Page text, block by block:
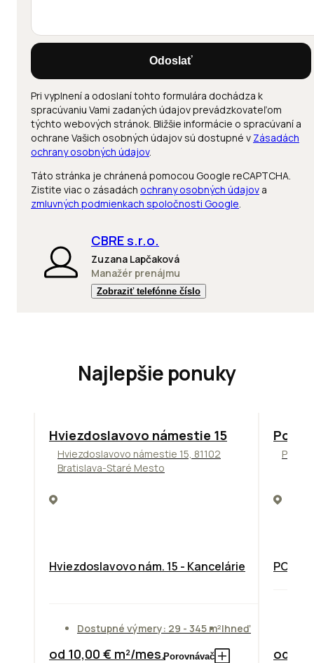
Odoslať
Pri vyplnení a odoslaní tohto formulára dochádza k
spracúvaniu Vami zadaných údajov prevádzkovateľom
týchto webových stránok. Bližšie informácie o spracúvaní a
ochrane Vašich osobných údajov sú dostupné v Zásadách
ochrany osobných údajov.
Táto stránka je chránená pomocou Google reCAPTCHA.
Zistite viac o zásadách ochrany osobných údajov a
zmluvných podmienkach spoločnosti Google.
CBRE s.r.o.
Zuzana Lapčaková
Manažér prenájmu
Zobraziť telefónne číslo
Najlepšie ponuky
ODPORÚČAME
Hviezdoslavovo námestie 15
Hviezdoslavovo námestie 15, 81102
Bratislava-Staré Mesto
Hviezdoslavovo nám. 15 - Kancelárie
Dostupné výmery: 29 - 345 m²Ihneď
od 10,00 € m²/mes.Porovnávač od